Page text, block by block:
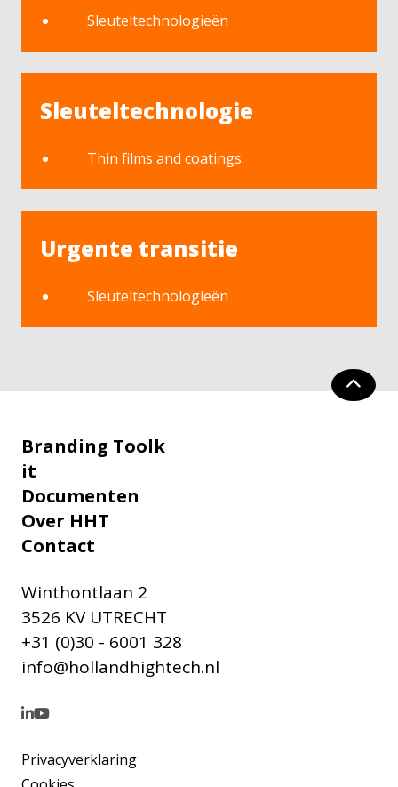
Sleuteltechnologieën
Sleuteltechnologie
Thin films and coatings
Urgente transitie
Sleuteltechnologieën
Branding Toolk
it
Documenten
Over HHT
Contact
Winthontlaan 2
3526 KV UTRECHT
+31 (0)30 - 6001 328
info@hollandhightech.nl
Privacyverklaring